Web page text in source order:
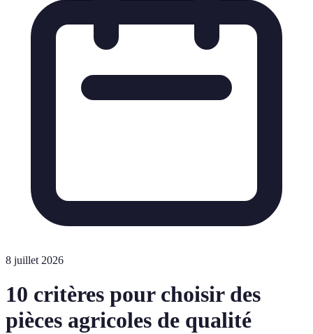
8 juillet 2026
10 critères pour choisir des
pièces agricoles de qualité